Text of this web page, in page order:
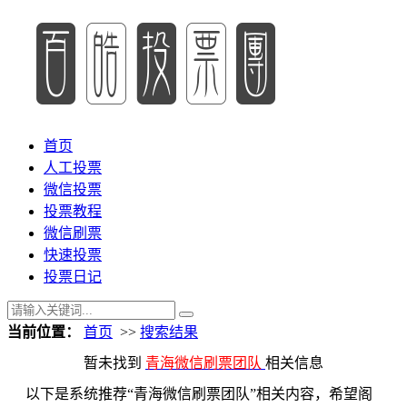
首页
人工投票
微信投票
投票教程
微信刷票
快速投票
投票日记
当前位置： 首页 >> 搜索结果
暂未找到 青海微信刷票团队 相关信息
以下是系统推荐“青海微信刷票团队”相关内容，希望阁